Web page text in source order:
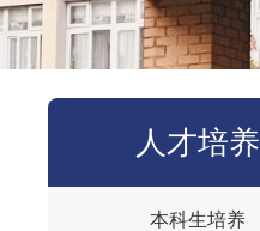
人才培养
本科生培养